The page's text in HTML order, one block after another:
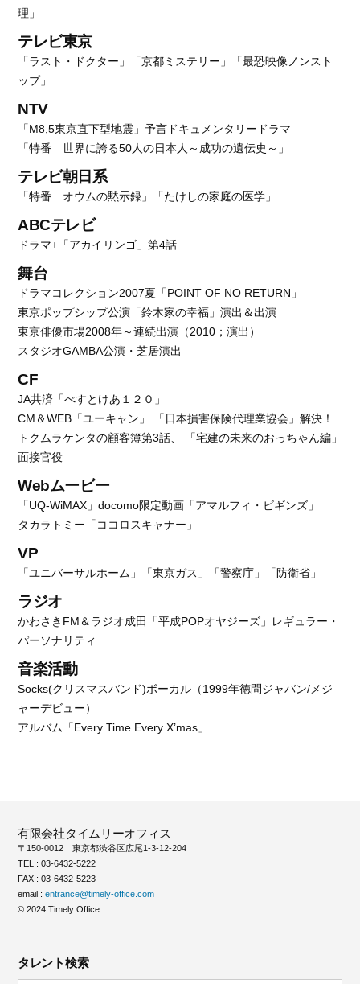
理」
テレビ東京
「ラスト・ドクター」「京都ミステリー」「最恐映像ノンスト
ップ」
NTV
「M8,5東京直下型地震」予言ドキュメンタリードラマ
「特番 世界に誇る50人の日本人～成功の遺伝史～」
テレビ朝日系
「特番 オウムの黙示録」「たけしの家庭の医学」
ABCテレビ
ドラマ+「アカイリンゴ」第4話
舞台
ドラマコレクション2007夏「POINT OF NO RETURN」
東京ポップシップ公演「鈴木家の幸福」演出＆出演
東京俳優市場2008年～連続出演（2010；演出）
スタジオGAMBA公演・芝居演出
CF
JA共済「べすとけあ１２０」
CM＆WEB「ユーキャン」 「日本損害保険代理業協会」解決！
トクムラケンタの顧客簿第3話、 「宅建の未来のおっちゃん編」
面接官役
Webムービー
「UQ-WiMAX」docomo限定動画「アマルフィ・ビギンズ」
タカラトミー「ココロスキャナー」
VP
「ユニバーサルホーム」「東京ガス」「警察庁」「防衛省」
ラジオ
かわさきFM＆ラジオ成田「平成POPオヤジーズ」レギュラー・
パーソナリティ
音楽活動
Socks(クリスマスバンド)ボーカル（1999年徳問ジャバン/メジ
ャーデビュー）
アルバム「Every Time Every X’mas」
有限会社タイムリーオフィス
〒150-0012 東京都渋谷区広尾1-3-12-204
TEL : 03-6432-5222
FAX : 03-6432-5223
email : entrance@timely-office.com
© 2024 Timely Office
タレント検索